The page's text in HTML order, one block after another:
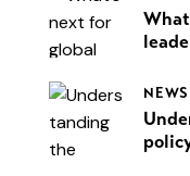
NEWS